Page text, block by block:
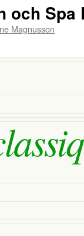
och Spa
Magnusson